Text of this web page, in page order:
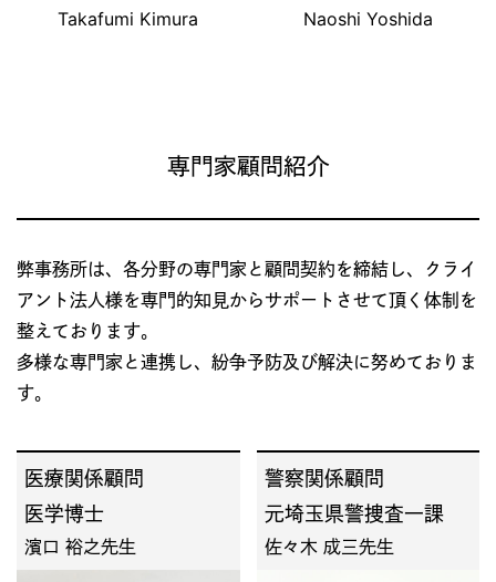
Takafumi Kimura Naoshi Yoshida
専門家顧問紹介
弊事務所は、各分野の専門家と顧問契約を締結し、クライ
アント法人様を専門的知見からサポートさせて頂く体制を
整えております。
多様な専門家と連携し、紛争予防及び解決に努めておりま
す。
医療関係顧問
医学博士
濱口 裕之先生
警察関係顧問
元埼玉県警捜査一課
佐々木 成三先生